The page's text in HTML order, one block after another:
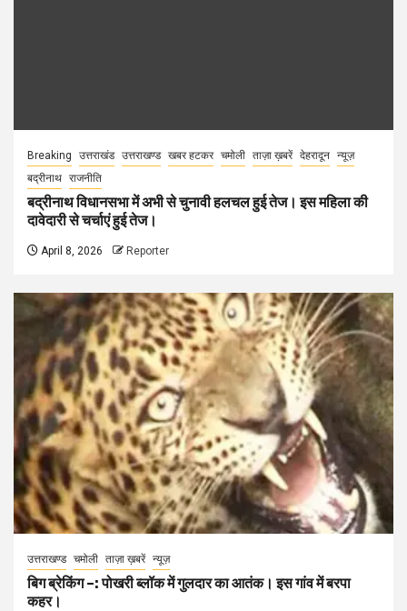
Breaking उत्तराखंड उत्तराखण्ड खबर हटकर चमोली ताज़ा ख़बरें देहरादून न्यूज़
बद्रीनाथ राजनीति
बद्रीनाथ विधानसभा में अभी से चुनावी हलचल हुई तेज। इस महिला की
दावेदारी से चर्चाएं हुई तेज।
April 8, 2026 Reporter
उत्तराखण्ड चमोली ताज़ा ख़बरें न्यूज़
बिग ब्रेकिंग –: पोखरी ब्लॉक में गुलदार का आतंक। इस गांव में बरपा
कहर।